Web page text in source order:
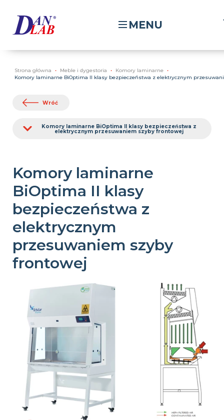
MENU
Strona główna Meble i dygestoria
Komory laminarne
Komory laminarne BiOptima II klasy bezpieczeństwa z elektrycznym
Wróć
Komory laminarne BiOptima II klasy bezpieczeństwa z
elektrycznym przesuwaniem szyby frontowej
Komory laminarne
BiOptima II klasy
bezpieczeństwa z
elektrycznym
przesuwaniem szyby
frontowej